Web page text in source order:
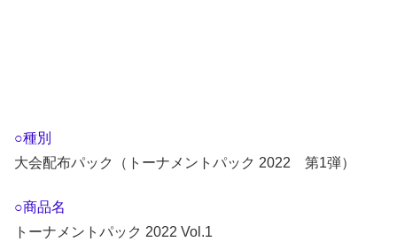
○種別
大会配布パック（トーナメントパック 2022 第1弾）
○商品名
トーナメントパック 2022 Vol.1